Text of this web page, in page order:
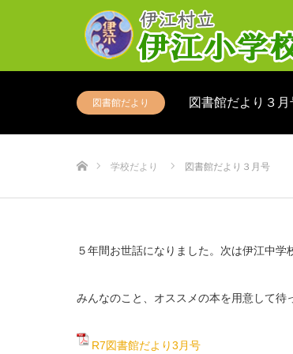
図書館だより 図書館だより３月
学校だより 図書館だより３月号
５年間お世話になりました。次は伊江中学
みんなのこと、オススメの本を用意して
R7図書館だより3月号